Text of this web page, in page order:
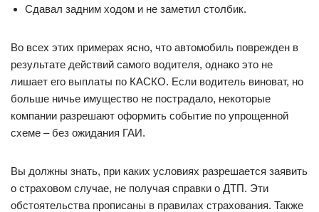
Сдавал задним ходом и не заметил столбик.
Во всех этих примерах ясно, что автомобиль поврежден в
результате действий самого водителя, однако это не
лишает его выплаты по КАСКО. Если водитель виноват, но
больше ничье имущество не пострадало, некоторые
компании разрешают оформить событие по упрощенной
схеме – без ожидания ГАИ.
Вы должны знать, при каких условиях разрешается заявить
о страховом случае, не получая справки о ДТП. Эти
обстоятельства прописаны в правилах страхования. Также